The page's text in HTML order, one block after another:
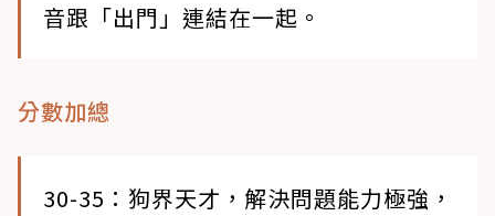
音跟「出門」連結在一起。
分數加總
30-35：狗界天才，解決問題能力極強，